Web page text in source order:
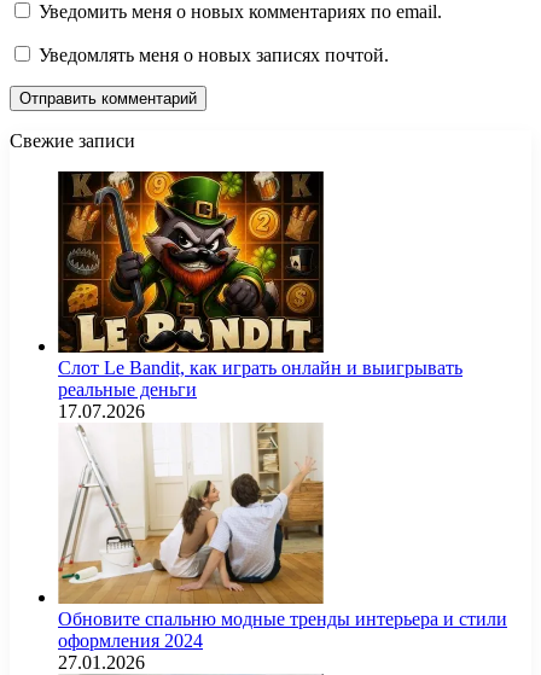
Уведомить меня о новых комментариях по email.
Уведомлять меня о новых записях почтой.
Свежие записи
Слот Le Bandit, как играть онлайн и выигрывать
реальные деньги
17.07.2026
Обновите спальню модные тренды интерьера и стили
оформления 2024
27.01.2026